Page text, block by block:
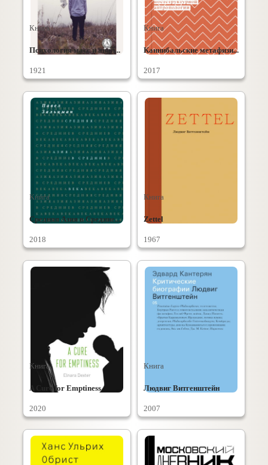
Книга
Психология масс и анал...
1921
Книга
Каннибальские метафизи...
2017
Книга
Средняя Азия в Средние...
2018
Книга
Zettel
1967
Книга
A Cure for Emptiness
2020
Книга
Людвиг Витгенштейн
2007